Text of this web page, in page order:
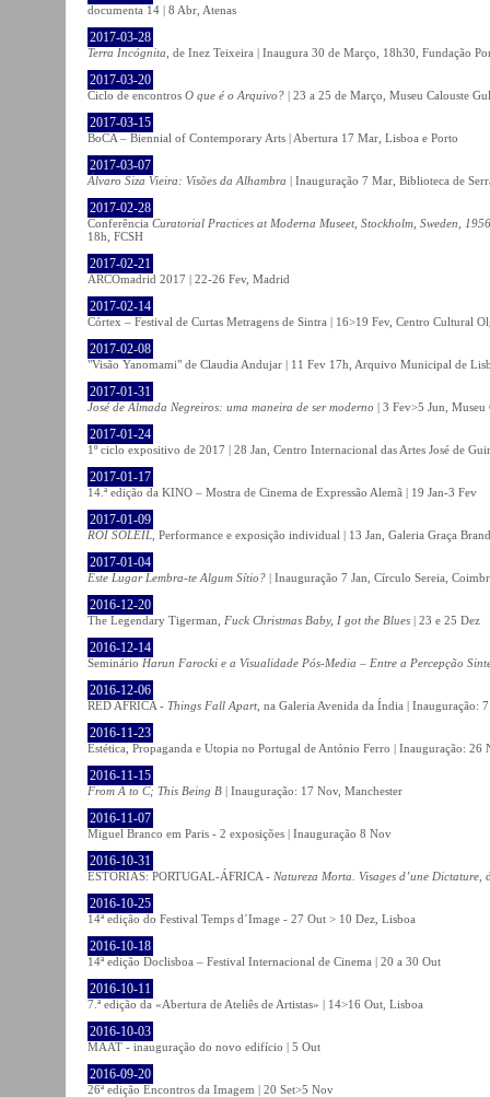
documenta 14 | 8 Abr, Atenas
2017-03-28
Terra Incógnita , de Inez Teixeira | Inaugura 30 de Março, 18h30, Fundação
2017-03-20
Ciclo de encontros O que é o Arquivo? | 23 a 25 de Março, Museu Calouste
2017-03-15
BoCA – Biennial of Contemporary Arts | Abertura 17 Mar, Lisboa e Porto
2017-03-07
Álvaro Siza Vieira: Visões da Alhambra | Inauguração 7 Mar, Biblioteca de
2017-02-28
Conferência Curatorial Practices at Moderna Museet, Stockholm, Sweden,
18h, FCSH
2017-02-21
ARCOmadrid 2017 | 22-26 Fev, Madrid
2017-02-14
Córtex – Festival de Curtas Metragens de Sintra | 16>19 Fev, Centro Cultural
2017-02-08
"Visão Yanomami" de Claudia Andujar | 11 Fev 17h, Arquivo Municipal de
2017-01-31
José de Almada Negreiros: uma maneira de ser moderno | 3 Fev>5 Jun,
2017-01-24
1º ciclo expositivo de 2017 | 28 Jan, Centro Internacional das Artes José de
2017-01-17
14.ª edição da KINO – Mostra de Cinema de Expressão Alemã | 19 Jan-3 Fev
2017-01-09
ROI SOLEIL , Performance e exposição individual | 13 Jan, Galeria Graça
2017-01-04
Este Lugar Lembra-te Algum Sítio? | Inauguração 7 Jan, Círculo Sereia,
2016-12-20
The Legendary Tigerman, Fuck Christmas Baby, I got the Blues | 23 e 25 Dez
2016-12-14
Seminário Harun Farocki e a Visualidade Pós-Media – Entre a Percepção
2016-12-06
RED AFRICA - Things Fall Apart , na Galeria Avenida da Índia | Inauguração:
2016-11-23
Estética, Propaganda e Utopia no Portugal de António Ferro | Inauguração: 26
2016-11-15
From A to C; This Being B | Inauguração: 17 Nov, Manchester
2016-11-07
Miguel Branco em Paris - 2 exposições | Inauguração 8 Nov
2016-10-31
ESTÓRIAS: PORTUGAL-ÁFRICA - Natureza Morta. Visages d’une Dictature
2016-10-25
14ª edição do Festival Temps d´Image - 27 Out > 10 Dez, Lisboa
2016-10-18
14ª edição Doclisboa – Festival Internacional de Cinema | 20 a 30 Out
2016-10-11
7.ª edição da «Abertura de Ateliês de Artistas» | 14>16 Out, Lisboa
2016-10-03
MAAT - inauguração do novo edifício | 5 Out
2016-09-20
26ª edição Encontros da Imagem | 20 Set>5 Nov